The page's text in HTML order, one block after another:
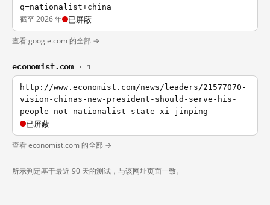
q=nationalist+china
截至 2026 年 已屏蔽
查看 google.com 的全部 →
economist.com · 1
http://www.economist.com/news/leaders/21577070-
vision-chinas-new-president-should-serve-his-
people-not-nationalist-state-xi-jinping
已屏蔽
查看 economist.com 的全部 →
所示判定基于最近 90 天的测试，与该网址页面一致。